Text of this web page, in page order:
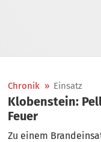
Chronik » Einsatz
Klobenstein:
Feuer
Zu einem